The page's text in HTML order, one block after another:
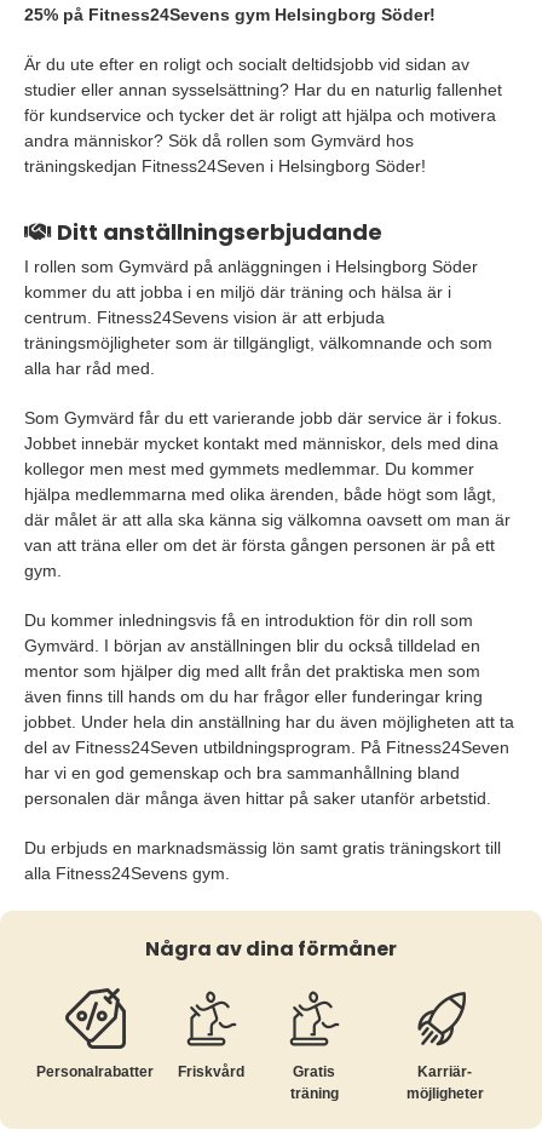
25% på Fitness24Sevens gym Helsingborg Söder!
Är du ute efter en roligt och socialt deltidsjobb vid sidan av
studier eller annan sysselsättning? Har du en naturlig fallenhet
för kundservice och tycker det är roligt att hjälpa och motivera
andra människor? Sök då rollen som Gymvärd hos
träningskedjan Fitness24Seven i Helsingborg Söder!
Ditt anställningserbjudande
I rollen som Gymvärd på anläggningen i Helsingborg Söder
kommer du att jobba i en miljö där träning och hälsa är i
centrum. Fitness24Sevens vision är att erbjuda
träningsmöjligheter som är tillgängligt, välkomnande och som
alla har råd med.
Som Gymvärd får du ett varierande jobb där service är i fokus.
Jobbet innebär mycket kontakt med människor, dels med dina
kollegor men mest med gymmets medlemmar. Du kommer
hjälpa medlemmarna med olika ärenden, både högt som lågt,
där målet är att alla ska känna sig välkomna oavsett om man är
van att träna eller om det är första gången personen är på ett
gym.
Du kommer inledningsvis få en introduktion för din roll som
Gymvärd. I början av anställningen blir du också tilldelad en
mentor som hjälper dig med allt från det praktiska men som
även finns till hands om du har frågor eller funderingar kring
jobbet. Under hela din anställning har du även möjligheten att ta
del av Fitness24Seven utbildningsprogram. På Fitness24Seven
har vi en god gemenskap och bra sammanhållning bland
personalen där många även hittar på saker utanför arbetstid.
Du erbjuds en marknadsmässig lön samt gratis träningskort till
alla Fitness24Sevens gym.
Några av dina förmåner
Personalrabatter Friskvård
Gratis
träning
Karriär­
möjligheter